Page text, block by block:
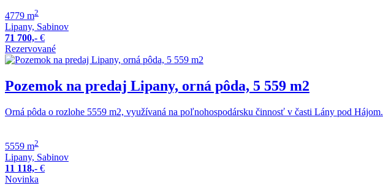
4779 m2
Lipany, Sabinov
71 700,- €
Rezervované
Pozemok na predaj Lipany, orná pôda, 5 559 m2
Orná pôda o rozlohe 5559 m2, využívaná na poľnohospodársku činnosť v časti Lány pod Hájom.
5559 m2
Lipany, Sabinov
11 118,- €
Novinka